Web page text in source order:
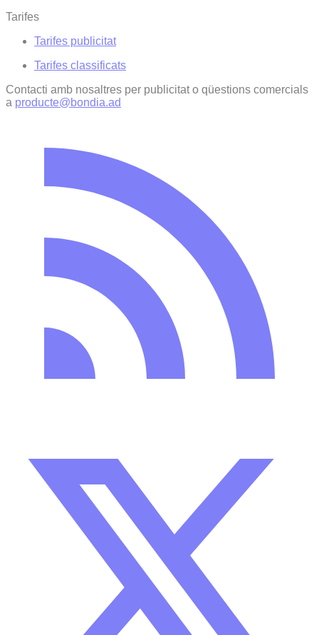
Tarifes
Tarifes publicitat
Tarifes classificats
Contacti amb nosaltres per publicitat o qüestions comercials
a producte@bondia.ad